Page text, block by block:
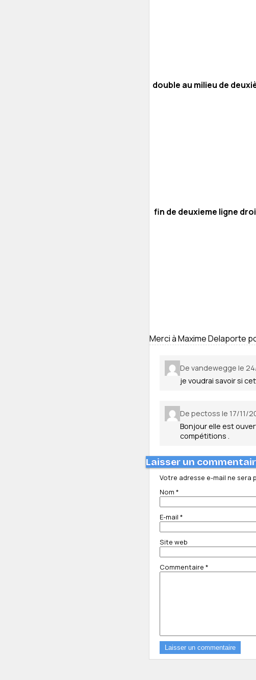
double au milieu de
fin de deuxieme ligne
Merci à Maxime Delaporte
De vandewegge le
je voudrai savoir si
De pectoss le 17/11/
Bonjour elle est
compétitions .
Laisser un
Votre adresse e-mail ne sera
Nom *
E-mail *
Site web
Commentaire *